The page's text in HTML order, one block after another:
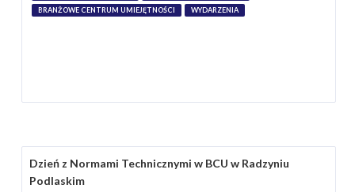
BRANŻOWE CENTRUM UMIEJĘTNOŚCI
WYDARZENIA
Dzień z Normami Technicznymi w BCU w Radzyniu
Podlaskim